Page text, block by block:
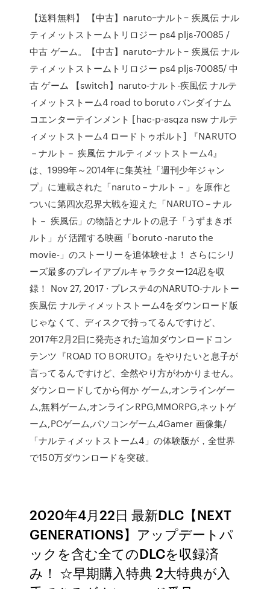
【送料無料】 【中古】naruto−ナルト− 疾風伝 ナル
ティメットストームトリロジー ps4 pljs-70085 /
中古 ゲーム。【中古】naruto−ナルト− 疾風伝 ナル
ティメットストームトリロジー ps4 pljs-70085/ 中
古 ゲーム 【switch】naruto-ナルト-疾風伝 ナルテ
ィメットストーム4 road to boruto バンダイナム
コエンターテインメント [hac-p-asqza nsw ナルテ
ィメットストーム4 ロードトゥボルト] 『NARUTO
－ナルト－ 疾風伝 ナルティメットストーム4』
は、1999年～2014年に集英社「週刊少年ジャン
プ」に連載された「naruto－ナルト－」を原作と
ついに第四次忍界大戦を迎えた「NARUTO－ナル
ト－ 疾風伝」の物語とナルトの息子「うずまきボ
ルト」が 活躍する映画「boruto -naruto the
movie-」のストーリーを追体験せよ！ さらにシリ
ーズ最多のプレイアブルキャラクター124忍を収
録！ Nov 27, 2017 · プレステ4のNARUTO-ナルトー
疾風伝 ナルティメットストーム4をダウンロード版
じゃなくて、ディスクで持ってるんですけど、
2017年2月2日に発売された追加ダウンロードコン
テンツ『ROAD TO BORUTO』をやりたいと息子が
言ってるんですけど、全然やり方がわかりません。
ダウンロードしてから何か ゲーム,オンラインゲー
ム,無料ゲーム,オンラインRPG,MMORPG,ネットゲ
ーム,PCゲーム,パソコンゲーム,4Gamer 画像集/
「ナルティメットストーム4」の体験版が，全世界
で150万ダウンロードを突破。
2020年4月22日 最新DLC【NEXT
GENERATIONS】アップデートパ
ックを含む全てのDLCを収録済
み！ ☆早期購入特典 2大特典が入